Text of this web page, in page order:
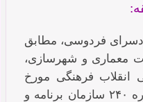
فردوسی، مطابق
معماری و شهرسازی،
شورایعالی انقلاب فرهنگی مورخ
۱۳۸۱/۱۲/۲۰ و نیز نشریه شماره ۲۴۰ سازمان برنامه و